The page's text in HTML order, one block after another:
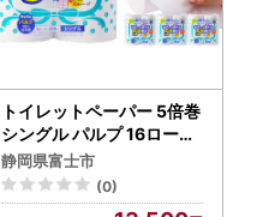
トイレットペーパー 5倍巻
シングル パルプ 16ロール
トイレット [sf002-533]
静岡県富士市
(0)